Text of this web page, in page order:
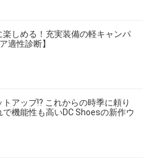
楽しめる！充実装備の軽キャンパ
適性診断】
アップ!? これからの時季に頼り
機能性も高いDC Shoesの新作ウ